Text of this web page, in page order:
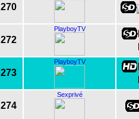
270
272
PlayboyTV
273
PlayboyTV
274
Sexprivé